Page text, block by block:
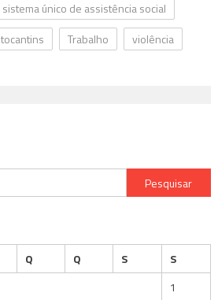
sistema único de assistência social
tocantins Trabalho violência
Pesquisar
por:
Q Q S
S
1